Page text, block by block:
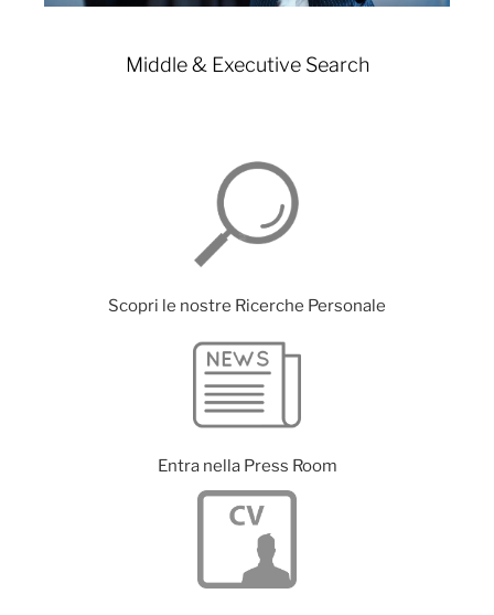
Middle & Executive Search
Scopri le nostre Ricerche Personale
Entra nella Press Room